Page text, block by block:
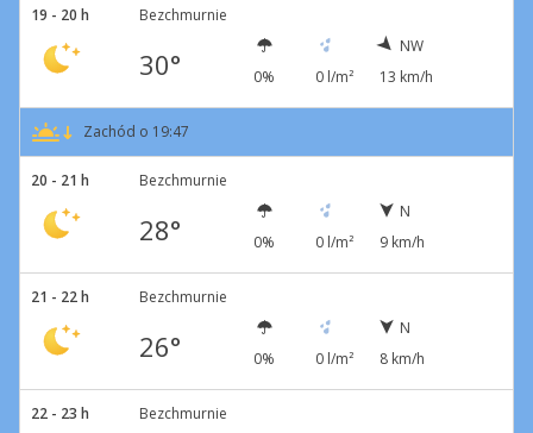
19 - 20 h Bezchmurnie
30° 0% 0 l/m²
NW
13 km/h
Zachód o 19:47
20 - 21 h Bezchmurnie
28° 0% 0 l/m²
N
9 km/h
21 - 22 h Bezchmurnie
26° 0% 0 l/m²
N
8 km/h
22 - 23 h Bezchmurnie